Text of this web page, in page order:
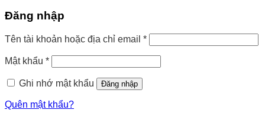
Đăng nhập
Tên tài khoản hoặc địa chỉ email *
Mật khẩu *
Ghi nhớ mật khẩu Đăng nhập
Quên mật khẩu?